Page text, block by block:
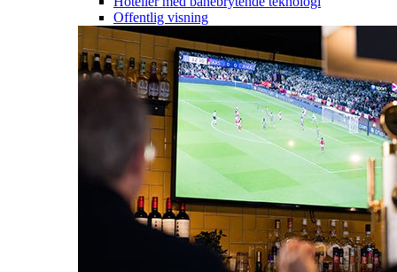
Offentlig visning